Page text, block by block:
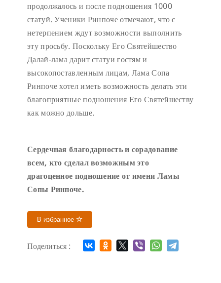
продолжалось и после подношения 1000
статуй. Ученики Ринпоче отмечают, что с
нетерпением ждут возможности выполнить
эту просьбу. Поскольку Его Святейшество
Далай-лама дарит статуи гостям и
высокопоставленным лицам, Лама Сопа
Ринпоче хотел иметь возможность делать эти
благоприятные подношения Его Святейшеству
как можно дольше.
Сердечная благодарность и сорадование
всем, кто сделал возможным это
драгоценное подношение от имени Ламы
Сопы Ринпоче.
В избранное
Поделиться :